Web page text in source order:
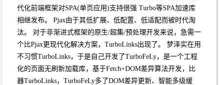
代化前端框架对SPA(单页应用)支持很强 Turbo等SPA加速库
相继发布。 Pjax由于其低扩展、低配置、低适配而被时代淘
汰。 对于非渐进式框架的原生/超集/预处理开发来说，急需一
个比Pjax更现代化解决方案，TurboLinks出现了。 梦泽实在用
不习惯TurboLinks，于是自己开发了TurboFeLy，是一个工程
化的页面无刷新加载库，基于Fetch+DOM差异算法开发，比
器TurboLinks，TurboFeLy多了DOM差异更新、智能多级缓